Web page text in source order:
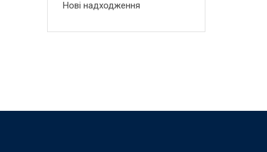
Нові надходження